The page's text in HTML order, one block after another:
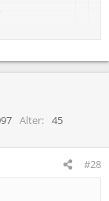
nie haben,
Alter
45
#28